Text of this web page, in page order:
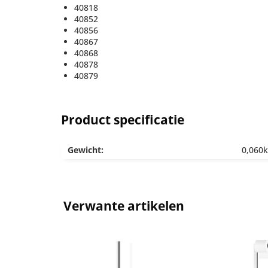
40818
40852
40856
40867
40868
40878
40879
Product specificatie
Gewicht:
Verwante artikelen